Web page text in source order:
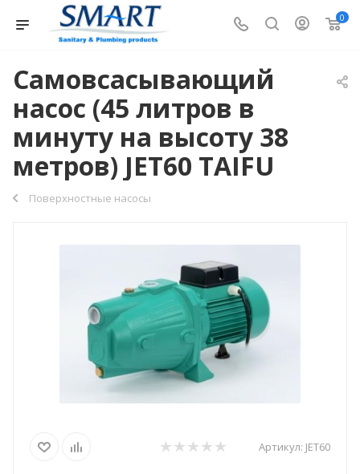
0
Самовсасывающий
насос (45 литров в
минуту на высоту 38
метров) JET60 TAIFU
Поверхностные насосы
Артикул: JET60